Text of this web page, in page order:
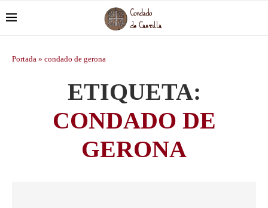
Portada » condado de gerona
ETIQUETA:
CONDADO DE
GERONA